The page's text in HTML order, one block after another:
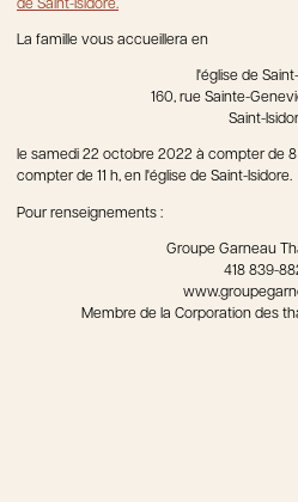
de Saint-Isidore.
La famille vous accueillera en
l'église de
160, rue Sainte-
Saint-
le samedi 22 octobre 2022 à compter de
compter de 11 h, en l'église de Saint-Isidore.
Pour renseignements :
Groupe Garneau
418 839-
Membre de la Corporation des